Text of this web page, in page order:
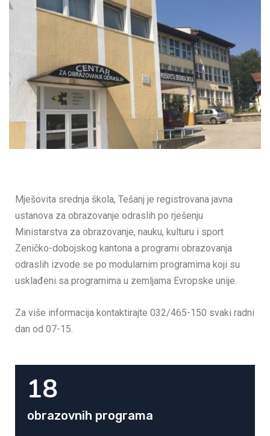
Mješovita srednja škola, Tešanj je registrovana javna
ustanova za obrazovanje odraslih po rješenju
Ministarstva za obrazovanje, nauku, kulturu i sport
Zeničko-dobojskog kantona a programi obrazovanja
odraslih izvode se po modularnim programima koji su
usklađeni sa programima u zemljama Evropske unije.
Za više informacija kontaktirajte 032/465-150 svaki radni
dan od 07-15.
18
obrazovnih programa